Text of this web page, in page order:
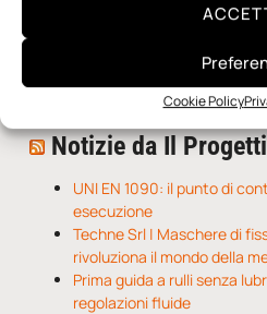
Cookie Policy
con un singolo motore
Notizie da Il
UNI EN 1090: il punto di
esecuzione
Techne Srl | Maschere di
rivoluziona il mondo della
Prima guida a rulli senza
regolazioni fluide